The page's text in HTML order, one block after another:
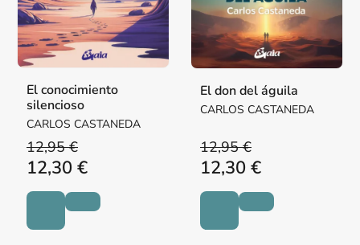
El conocimiento
silencioso
CARLOS CASTANEDA
12,95 €
12,30 €
El don del águila
CARLOS CASTANEDA
12,95 €
12,30 €